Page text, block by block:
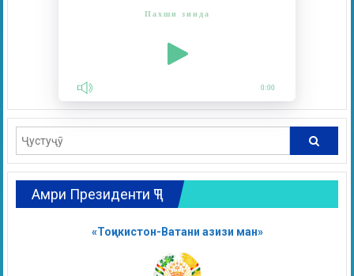
Пахши зинда
0:00
Амри Президенти ҶТ
«Тоҷикистон-Ватани азизи ман»